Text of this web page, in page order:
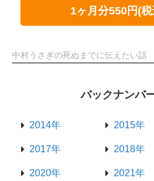
1ヶ月分550円(
中村うさぎの死ぬまでに伝えたい話
バックナンバ
2014年 2015年
2017年 2018年
2020年 2021年